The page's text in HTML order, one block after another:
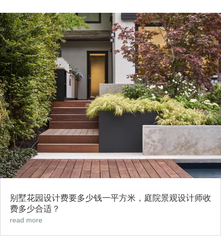
别墅花园设计费要多少钱一平方米，庭院景观设计师收
费多少合适？
read more